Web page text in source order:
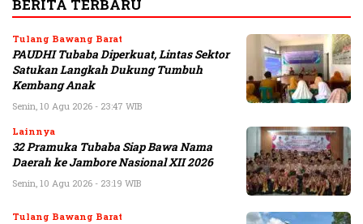
BERITA TERBARU
Tulang Bawang Barat
PAUDHI Tubaba Diperkuat, Lintas Sektor
Satukan Langkah Dukung Tumbuh
Kembang Anak
Senin, 10 Agu 2026 - 23:47 WIB
Lainnya
32 Pramuka Tubaba Siap Bawa Nama
Daerah ke Jambore Nasional XII 2026
Senin, 10 Agu 2026 - 23:19 WIB
Tulang Bawang Barat